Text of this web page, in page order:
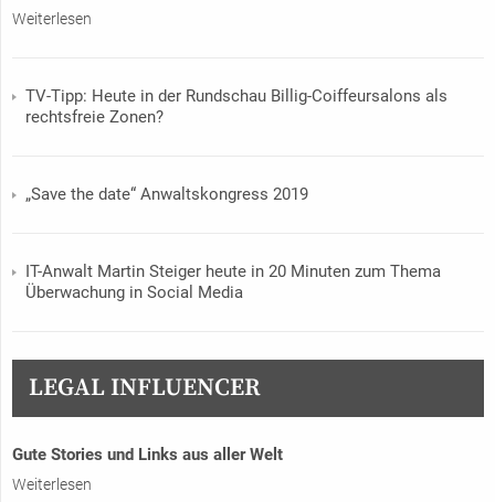
Weiterlesen
TV-Tipp: Heute in der Rundschau Billig-Coiffeursalons als
rechtsfreie Zonen?
„Save the date“ Anwaltskongress 2019
IT-Anwalt Martin Steiger heute in 20 Minuten zum Thema
Überwachung in Social Media
LEGAL INFLUENCER
Gute Stories und Links aus aller Welt
Weiterlesen